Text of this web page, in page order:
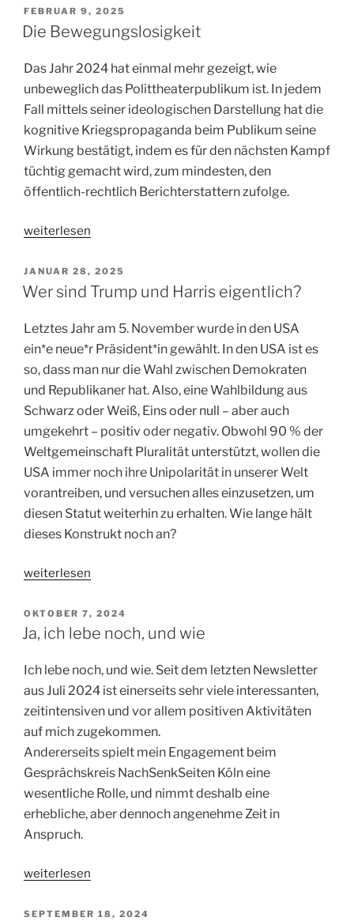
Gesamtwahl
kommt
Jeckenwahl“
VERÖFFENTLICHT
AM
FEBRUAR 9, 2025
Die Bewegungslosigkeit
Das Jahr 2024 hat einmal mehr gezeigt, wie
unbeweglich das Polittheaterpublikum ist. In jedem
Fall mittels seiner ideologischen Darstellung hat die
kognitive Kriegspropaganda beim Publikum seine
Wirkung bestätigt, indem es für den nächsten Kampf
tüchtig gemacht wird, zum mindesten, den
öffentlich-rechtlich Berichterstattern zufolge.
„Die
weiterlesen
VERÖFFENTLICHT
AM
JANUAR 28, 2025
Wer sind Trump und Harris eigentlich?
Letztes Jahr am 5. November wurde in den USA
ein*e neue*r Präsident*in gewählt. In den USA ist es
so, dass man nur die Wahl zwischen Demokraten
und Republikaner hat. Also, eine Wahlbildung aus
Schwarz oder Weiß, Eins oder null – aber auch
umgekehrt – positiv oder negativ. Obwohl 90 % der
Weltgemeinschaft Pluralität unterstützt, wollen die
USA immer noch ihre Unipolarität in unserer Welt
vorantreiben, und versuchen alles einzusetzen, um
diesen Statut weiterhin zu erhalten. Wie lange hält
dieses Konstrukt noch an?
„Wer
Trump
und
eigentlich?“
weiterlesen
VERÖFFENTLICHT
AM
OKTOBER 7, 2024
Ja, ich lebe noch, und wie
Ich lebe noch, und wie. Seit dem letzten Newsletter
aus Juli 2024 ist einerseits sehr viele interessanten,
zeitintensiven und vor allem positiven Aktivitäten
auf mich zugekommen.
Andererseits spielt mein Engagement beim
Gesprächskreis NachSenkSeiten Köln eine
wesentliche Rolle, und nimmt deshalb eine
erhebliche, aber dennoch angenehme Zeit in
Anspruch.
„Ja,
lebe
weiterlesen
VERÖFFENTLICHT
SEPTEMBER 18, 2024